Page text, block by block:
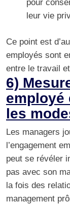
pour
leur vie
Ce point est
employés sont
entre le travail
6)
employé
les
Les managers
l’engagement
peut se révéler
pas avec son
la fois des
management